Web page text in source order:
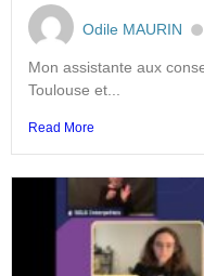
Odile MAURIN
Mon assistante aux
Toulouse et...
Read More